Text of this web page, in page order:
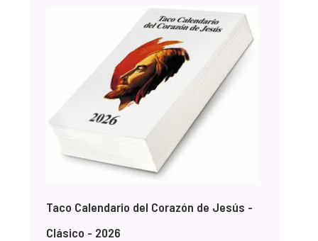
Taco Calendario del Corazón de Jesús -
Clásico - 2026